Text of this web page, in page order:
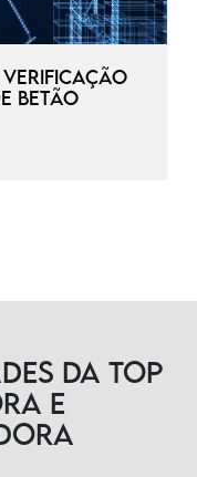
verificação
betão
da TOP
e